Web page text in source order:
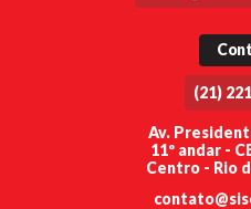
(21)
Av.
11º andar -
Centro - Rio